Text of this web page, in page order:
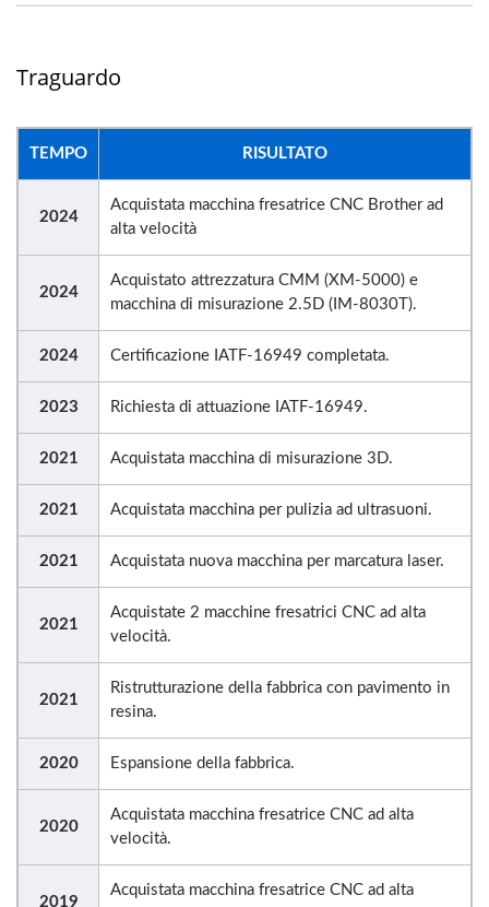
Traguardo
TEMPO RISULTATO
2024
Acquistata macchina fresatrice CNC Brother ad
alta velocità
2024
Acquistato attrezzatura CMM (XM-5000) e
macchina di misurazione 2.5D (IM-8030T).
2024 Certificazione IATF-16949 completata.
2023 Richiesta di attuazione IATF-16949.
2021 Acquistata macchina di misurazione 3D.
2021 Acquistata macchina per pulizia ad ultrasuoni.
2021 Acquistata nuova macchina per marcatura laser.
2021
Acquistate 2 macchine fresatrici CNC ad alta
velocità.
2021
Ristrutturazione della fabbrica con pavimento in
resina.
2020 Espansione della fabbrica.
2020
Acquistata macchina fresatrice CNC ad alta
velocità.
2019
Acquistata macchina fresatrice CNC ad alta